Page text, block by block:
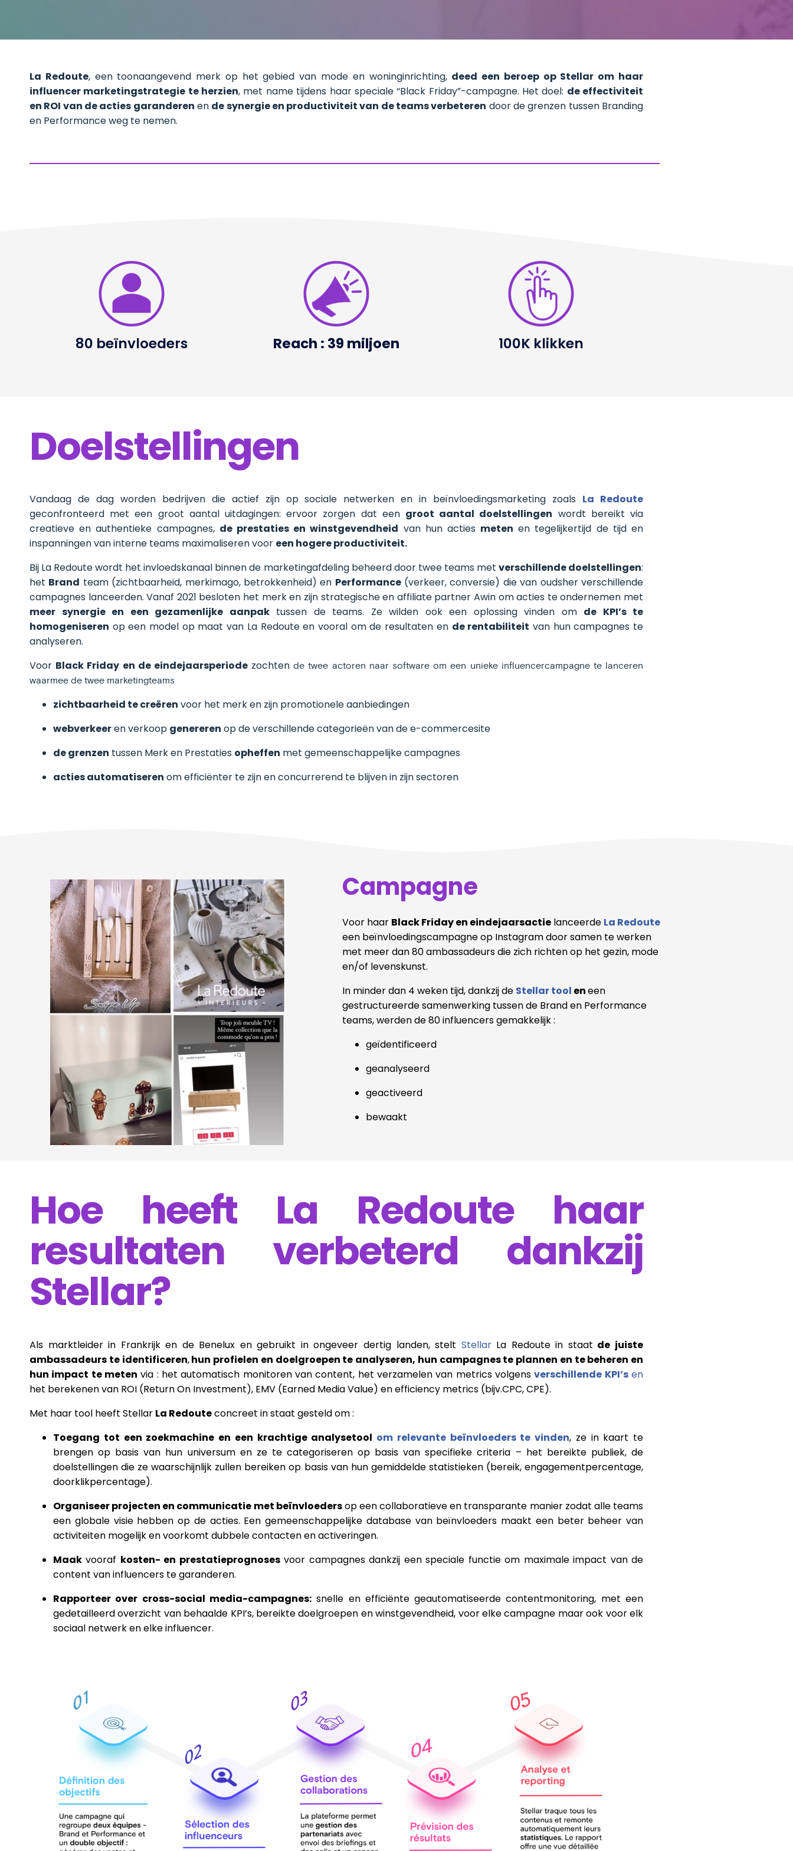
La Redoute, een toonaangevend merk op het gebied van mode en woninginrichting, deed een beroep op Stellar om haar
influencer marketingstrategie te herzien, met name tijdens haar speciale “Black Friday”-campagne. Het doel: de effectiviteit
en ROI van de acties garanderen en de synergie en productiviteit van de teams verbeteren door de grenzen tussen Branding
en Performance weg te nemen.
80 beïnvloeders Reach : 39 miljoen 100K klikken
Doelstellingen
Vandaag de dag worden bedrijven die actief zijn op sociale netwerken en in beïnvloedingsmarketing zoals La Redoute
geconfronteerd met een groot aantal uitdagingen: ervoor zorgen dat een groot aantal doelstellingen wordt bereikt via
creatieve en authentieke campagnes, de prestaties en winstgevendheid van hun acties meten en tegelijkertijd de tijd en
inspanningen van interne teams maximaliseren voor een hogere productiviteit.
Bij La Redoute wordt het invloedskanaal binnen de marketingafdeling beheerd door twee teams met verschillende doelstellingen:
het Brand team (zichtbaarheid, merkimago, betrokkenheid) en Performance(verkeer, conversie) die van oudsher verschillende
campagnes lanceerden. Vanaf 2021 besloten het merk en zijn strategische en affiliate partner Awin om acties te ondernemen met
meer synergie en een gezamenlijke aanpaktussen de teams. Ze wilden ook een oplossing vinden om de KPI’s te
homogeniseren op een model op maat van La Redoute en vooral om de resultaten en de rentabiliteit van hun campagnes te
analyseren.
Voor Black Friday en de eindejaarsperiodezochtende twee actoren naarsoftware om een unieke influencercampagne te lanceren
waarmee de twee marketingteams
zichtbaarheid te creëren voor het merk en zijn promotionele aanbiedingen
webverkeeren verkoop genereren op de verschillende categorieën van de e-commercesite
de grenzen tussen Merk en Prestaties opheffen met gemeenschappelijke campagnes
acties automatiseren om efficiënter te zijn en concurrerend te blijven in zijn sectoren
Campagne
Voor haar Black Friday en eindejaarsactie lanceerde La Redoute
een beïnvloedingscampagne op Instagram door samen te werken
met meer dan 80 ambassadeurs die zich richten op het gezin, mode
en/of levenskunst.
In minder dan 4 weken tijd, dankzij de Stellar tool eneen
gestructureerde samenwerking tussen de Brand en Performance
teams, werden de 80 influencers gemakkelijk :
geïdentificeerd
geanalyseerd
geactiveerd
bewaakt
Hoe heeft La Redoute haar
resultaten verbeterd dankzij
Stellar?
Als marktleider in Frankrijk en de Benelux en gebruikt in ongeveer dertig landen, stelt StellarLa Redoute in staat de juiste
ambassadeurs te identificeren,hun profielen en doelgroepen te analyseren, hun campagnes te plannen en te beheren en
hun impact te meten via : het automatisch monitoren van content, het verzamelen van metrics volgensverschillende KPI’sen
het berekenen van ROI (Return On Investment), EMV (Earned Media Value) en efficiency metrics (bijv.CPC, CPE).
Met haar tool heeft Stellar La Redouteconcreet in staat gesteld om :
Toegang tot een zoekmachine en een krachtige analysetool om relevante beïnvloeders te vinden, ze in kaart te
brengen op basis van hun universum en ze te categoriseren op basis van specifieke criteria – het bereikte publiek, de
doelstellingen die ze waarschijnlijk zullen bereiken op basis van hun gemiddelde statistieken (bereik, engagementpercentage,
doorklikpercentage).
Organiseer projecten en communicatie met beïnvloedersop een collaboratieve en transparante manier zodat alle teams
een globale visie hebben op de acties. Een gemeenschappelijke database van beïnvloeders maakt een beter beheer van
activiteiten mogelijk en voorkomt dubbele contacten en activeringen.
Maak vooraf kosten- en prestatieprognosesvoor campagnes dankzij een speciale functie om maximale impact van de
content van influencers te garanderen.
Rapporteer over cross-social media-campagnes:snelle en efficiënte geautomatiseerde contentmonitoring, met een
gedetailleerd overzicht van behaalde KPI’s, bereikte doelgroepen en winstgevendheid, voor elke campagne maar ook voor elk
sociaal netwerk en elke influencer.